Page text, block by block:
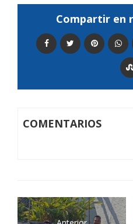
Compartir en
COMENTARIOS